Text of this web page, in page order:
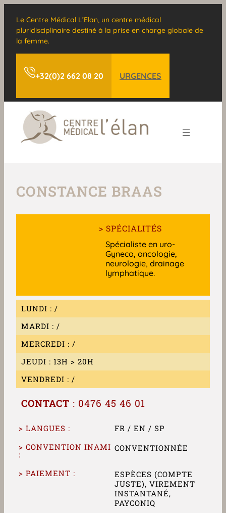
Le Centre Médical L’Elan, un centre médical
pluridisciplinaire destiné à la prise en charge globale de
la femme.
+32(0)2 662 08 20 URGENCES
CONSTANCE BRAAS
> SPÉCIALITÉS
Spécialiste en uro-
Gyneco, oncologie,
neurologie, drainage
lymphatique.
LUNDI : /
MARDI : /
MERCREDI : /
JEUDI : 13H > 20H
VENDREDI : /
CONTACT : 0476 45 46 01
> LANGUES :
FR / EN / SP
> CONVENTION INAMI
:
CONVENTIONNÉE
> PAIEMENT :
ESPÈCES (COMPTE
JUSTE), VIREMENT
INSTANTANÉ,
PAYCONIQ